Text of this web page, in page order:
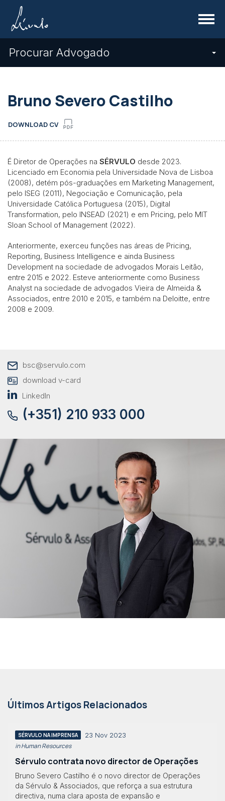
Menu
Procurar Advogado
Bruno Severo Castilho
DOWNLOAD CV
É Diretor de Operações na SÉRVULO desde 2023.
Licenciado em Economia pela Universidade Nova de Lisboa
(2008), detém pós-graduações em Marketing Management,
pelo ISEG (2011), Negociação e Comunicação, pela
Universidade Católica Portuguesa (2015), Digital
Transformation, pelo INSEAD (2021) e em Pricing, pelo MIT
Sloan School of Management (2022).
Anteriormente, exerceu funções nas áreas de Pricing,
Reporting, Business Intelligence e ainda Business
Development na sociedade de advogados Morais Leitão,
entre 2015 e 2022. Esteve anteriormente como Business
Analyst na sociedade de advogados Vieira de Almeida &
Associados, entre 2010 e 2015, e também na Deloitte, entre
2008 e 2009.
bsc@servulo.com
download v-card
LinkedIn
(+351) 210 933 000
Últimos Artigos Relacionados
SÉRVULO NA IMPRENSA 23 Nov 2023
in Human Resources
Sérvulo contrata novo director de Operações
Bruno Severo Castilho é o novo director de Operações
da Sérvulo & Associados, que reforça a sua estrutura
directiva, numa clara aposta de expansão e